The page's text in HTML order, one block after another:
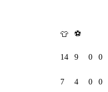
👕
⚽
14 9 0 0
7 4 0
0